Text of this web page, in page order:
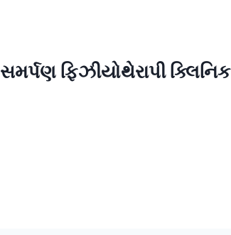
સમર્પણ ફિઝીયોથેરાપી ક્લિનિક